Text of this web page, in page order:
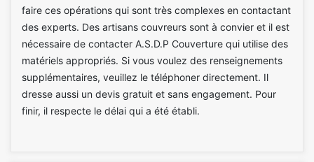
faire ces opérations qui sont très complexes en contactant
des experts. Des artisans couvreurs sont à convier et il est
nécessaire de contacter A.S.D.P Couverture qui utilise des
matériels appropriés. Si vous voulez des renseignements
supplémentaires, veuillez le téléphoner directement. Il
dresse aussi un devis gratuit et sans engagement. Pour
finir, il respecte le délai qui a été établi.